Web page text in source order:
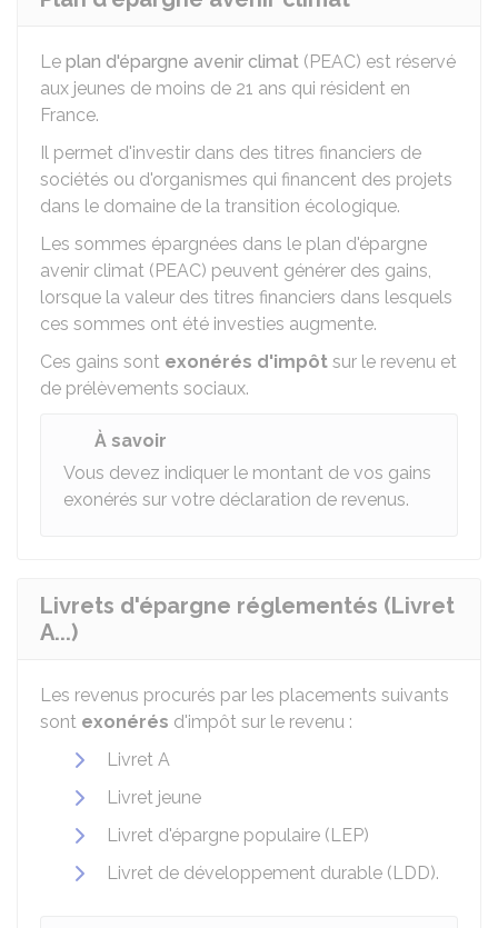
Le plan d'épargne avenir climat (PEAC) est réservé
aux jeunes de moins de 21 ans qui résident en
France.
Il permet d'investir dans des titres financiers de
sociétés ou d'organismes qui financent des projets
dans le domaine de la transition écologique.
Les sommes épargnées dans le plan d'épargne
avenir climat (PEAC) peuvent générer des gains,
lorsque la valeur des titres financiers dans lesquels
ces sommes ont été investies augmente.
Ces gains sont exonérés d'impôt sur le revenu et
de prélèvements sociaux.
À savoir
Vous devez indiquer le montant de vos gains
exonérés sur votre déclaration de revenus.
Livrets d'épargne réglementés (Livret
A...)
Les revenus procurés par les placements suivants
sont exonérés d'impôt sur le revenu :
Livret A
Livret jeune
Livret d'épargne populaire (LEP)
Livret de développement durable (LDD).